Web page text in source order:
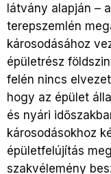
látvány alapján –
terepszemlén
károsodásához
épületrész
felén nincs
hogy az épület
és nyári
károsodásokhoz
épületfelújítás
szakvélemény